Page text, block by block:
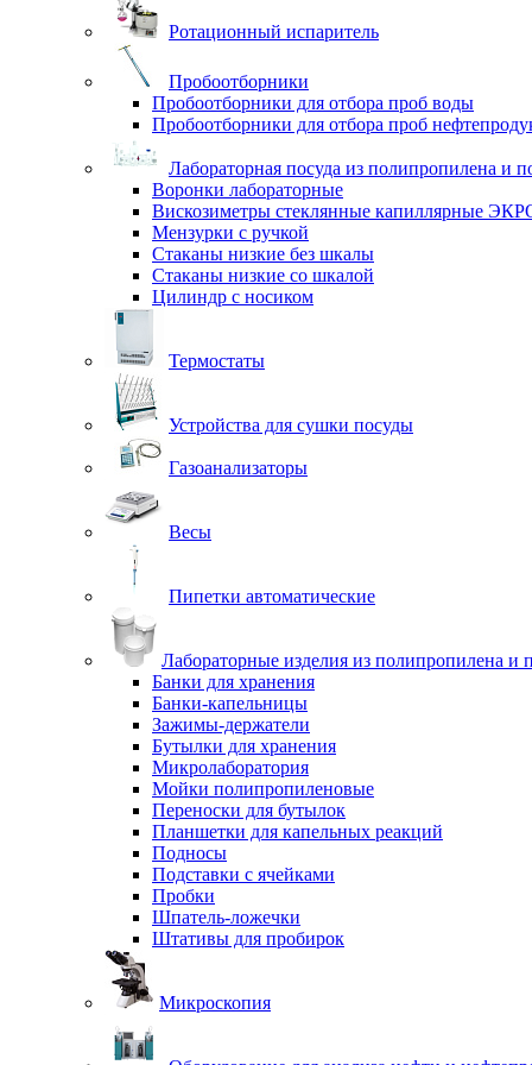
Ротационный испаритель
Пробоотборники
Пробоотборники для отбора проб воды
Пробоотборники для отбора проб
Лабораторная посуда из полипропилена и
Воронки лабораторные
Вискозиметры стеклянные капиллярные
Мензурки с ручкой
Стаканы низкие без шкалы
Стаканы низкие со шкалой
Цилиндр с носиком
Термостаты
Устройства для сушки посуды
Газоанализаторы
Весы
Пипетки автоматические
Лабораторные изделия из полипропилена и
Банки для хранения
Банки-капельницы
Зажимы-держатели
Бутылки для хранения
Микролаборатория
Мойки полипропиленовые
Переноски для бутылок
Планшетки для капельных реакций
Подносы
Подставки с ячейками
Пробки
Шпатель-ложечки
Штативы для пробирок
Микроскопия